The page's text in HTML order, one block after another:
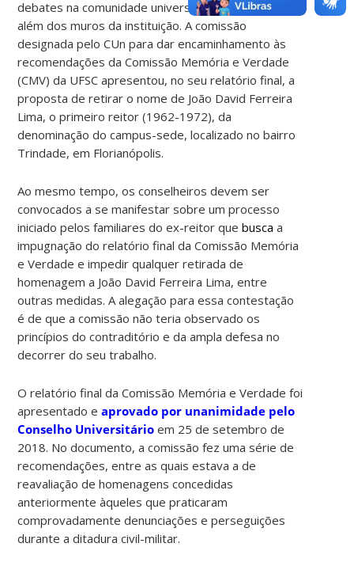
debates na comunidade universitária e repercussão
além dos muros da instituição. A comissão
designada pelo CUn para dar encaminhamento às
recomendações da Comissão Memória e Verdade
(CMV) da UFSC apresentou, no seu relatório final, a
proposta de retirar o nome de João David Ferreira
Lima, o primeiro reitor (1962-1972), da
denominação do campus-sede, localizado no bairro
Trindade, em Florianópolis.
Ao mesmo tempo, os conselheiros devem ser
convocados a se manifestar sobre um processo
iniciado pelos familiares do ex-reitor quebusca a
impugnação do relatório final da Comissão Memória
e Verdade e impedir qualquer retirada de
homenagem a João David Ferreira Lima, entre
outras medidas. A alegação para essa contestação
é de que a comissão não teria observado os
princípios do contraditório e da ampla defesa no
decorrer do seu trabalho.
O relatório final da Comissão Memória e Verdade foi
apresentado e aprovado por unanimidade pelo
Conselho Universitário em 25 de setembro de
2018. No documento, a comissão fez uma série de
recomendações, entre as quais estava a de
reavaliação de homenagens concedidas
anteriormente àqueles que praticaram
comprovadamente denunciações e perseguições
durante a ditadura civil-militar.